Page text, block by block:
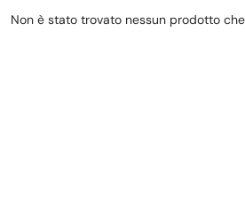
Non è stato trovato nessun prodotto